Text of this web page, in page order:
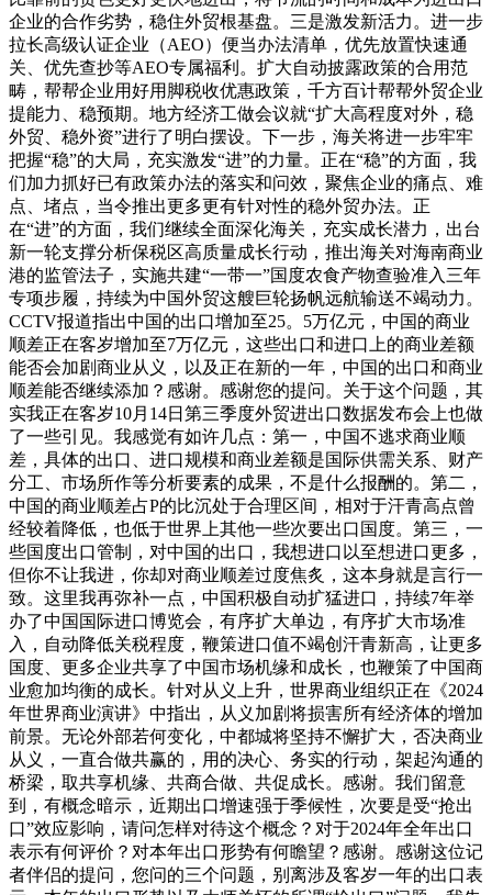
企业的合作劣势，稳住外贸根基盘。三是激发新活力。进一步
拉长高级认证企业（AEO）便当办法清单，优先放置快速通
关、优先查抄等AEO专属福利。扩大自动披露政策的合用范
畴，帮帮企业用好用脚税收优惠政策，千方百计帮帮外贸企业
提能力、稳预期。地方经济工做会议就“扩大高程度对外，稳
外贸、稳外资”进行了明白摆设。下一步，海关将进一步牢牢
把握“稳”的大局，充实激发“进”的力量。正在“稳”的方面，我
们加力抓好已有政策办法的落实和问效，聚焦企业的痛点、难
点、堵点，当令推出更多更有针对性的稳外贸办法。正
在“进”的方面，我们继续全面深化海关，充实成长潜力，出台
新一轮支撑分析保税区高质量成长行动，推出海关对海南商业
港的监管法子，实施共建“一带一”国度农食产物查验准入三年
专项步履，持续为中国外贸这艘巨轮扬帆远航输送不竭动力。
CCTV报道指出中国的出口增加至25。5万亿元，中国的商业
顺差正在客岁增加至7万亿元，这些出口和进口上的商业差额
能否会加剧商业从义，以及正在新的一年，中国的出口和商业
顺差能否继续添加？感谢。感谢您的提问。关于这个问题，其
实我正在客岁10月14日第三季度外贸进出口数据发布会上也做
了一些引见。我感觉有如许几点：第一，中国不逃求商业顺
差，具体的出口、进口规模和商业差额是国际供需关系、财产
分工、市场所作等分析要素的成果，不是什么报酬的。第二，
中国的商业顺差占P的比沉处于合理区间，相对于汗青高点曾
经较着降低，也低于世界上其他一些次要出口国度。第三，一
些国度出口管制，对中国的出口，我想进口以至想进口更多，
但你不让我进，你却对商业顺差过度焦炙，这本身就是言行一
致。这里我再弥补一点，中国积极自动扩猛进口，持续7年举
办了中国国际进口博览会，有序扩大单边，有序扩大市场准
入，自动降低关税程度，鞭策进口值不竭创汗青新高，让更多
国度、更多企业共享了中国市场机缘和成长，也鞭策了中国商
业愈加均衡的成长。针对从义上升，世界商业组织正在《2024
年世界商业演讲》中指出，从义加剧将损害所有经济体的增加
前景。无论外部若何变化，中都城将坚持不懈扩大，否决商业
从义，一直合做共赢的，用的决心、务实的行动，架起沟通的
桥梁，取共享机缘、共商合做、共促成长。感谢。我们留意
到，有概念暗示，近期出口增速强于季候性，次要是受“抢出
口”效应影响，请问怎样对待这个概念？对于2024年全年出口
表示有何评价？对本年出口形势有何瞻望？感谢。感谢这位记
者伴侣的提问，您问的三个问题，别离涉及客岁一年的出口表